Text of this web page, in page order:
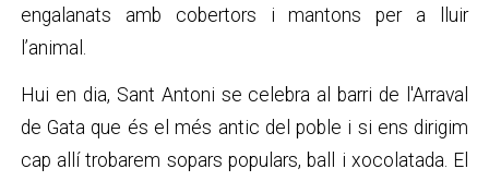
engalanats amb cobertors i mantons per a lluir
l’animal.
Hui en dia, Sant Antoni se celebra al barri de l'Arraval
de Gata que és el més antic del poble i si ens dirigim
cap allí trobarem sopars populars, ball i xocolatada. El